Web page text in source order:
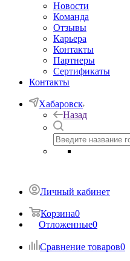
Новости
Команда
Отзывы
Карьера
Контакты
Партнеры
Сертификаты
Контакты
Хабаровск
Назад
Личный кабинет
Корзина0
Отложенные0
Сравнение товаров0